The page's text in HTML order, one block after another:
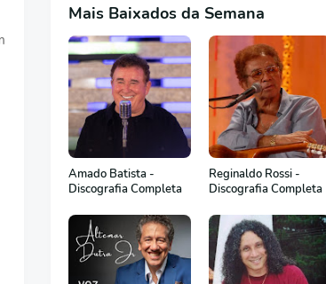
Mais Baixados da Semana
Amado Batista -
Discografia Completa
Reginaldo Rossi -
Discografia Completa